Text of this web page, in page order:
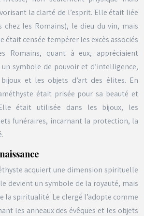
la clarté de l’esprit. Elle était liée
chez les Romains), le dieu du vin, mais
était censée tempérer les excès associés
Romains, quant à eux, appréciaient
un symbole de pouvoir et d’intelligence,
et les objets d’art des élites. En
était prisée pour sa beauté et
était utilisée dans les bijoux, les
funéraires, incarnant la protection, la
acquiert une dimension spirituelle
devient un symbole de la royauté, mais
la spiritualité. Le clergé l’adopte comme
les anneaux des évêques et les objets